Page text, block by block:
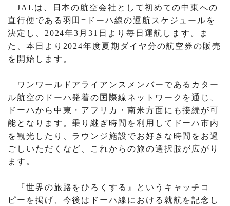
JALは、日本の航空会社として初めての中東への
直行便である羽田=ドーハ線の運航スケジュールを
決定し、2024年3月31日より毎日運航します。ま
た、本日より2024年度夏期ダイヤ分の航空券の販売
を開始します。
ワンワールドアライアンスメンバーであるカター
ル航空のドーハ発着の国際線ネットワークを通じ、
ドーハから中東・アフリカ・南米方面にも接続が可
能となります。乗り継ぎ時間を利用してドーハ市内
を観光したり、ラウンジ施設でお好きな時間をお過
ごしいただくなど、これからの旅の選択肢が広がり
ます。
『世界の旅路をひろくする』というキャッチコ
ピーを掲げ、今後はドーハ線における就航を記念し